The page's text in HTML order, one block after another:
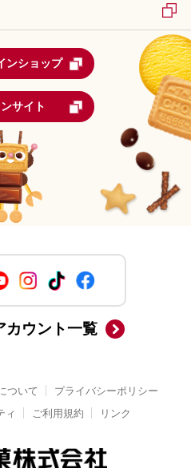
ンショップ
サイト
カウント一覧
ついて
プライバシーポリシー
ィ
ご利用規約 リンク